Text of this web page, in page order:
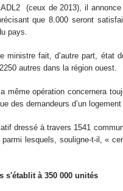
(ceux de 2013), il
que 8.000 seront
pays.
ministre fait, d’autre part, état
autres dans la région ouest.
même opération concernera
des demandeurs d’un
dressé à travers 1541
lesquels, souligne-t-il, «
s'établit à 350 000 unités